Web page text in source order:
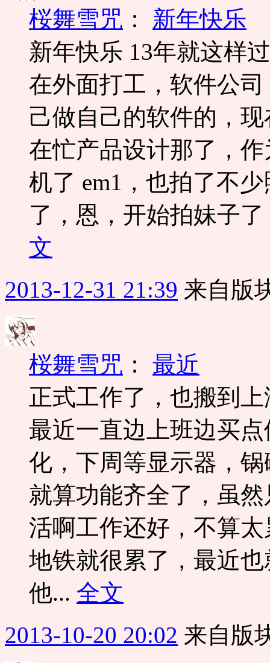
桜舞雪咒 ： 新年快乐
新年快乐 13年就这样
在外面打工，软件公
己做自己的软件的，
在忙产品设计那了，
机了 em1，也拍了不
了，恩，开始拍妹子
文
2013-12-31 21:39 来自版
桜舞雪咒 ： 最近
正式工作了，也搬到
最近一直边上班边买
化，下周等显示器，
就算功能齐全了，虽
活啊工作还好，不算
地铁就很累了，最近
他... 全文
2013-10-20 20:02 来自版